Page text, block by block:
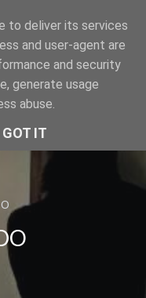
to deliver its services
and user-agent are
and security
generate usage
abuse.
GOT IT